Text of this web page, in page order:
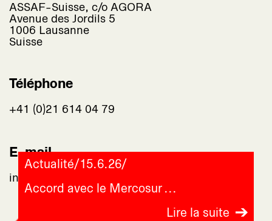
Actualité/15.6.26/
Accord avec le Mercosur
Lire la suite
ASSAF-Suisse, c/o AGORA
Avenue des Jordils 5
1006 Lausanne
Suisse
Téléphone
+41 (0)21 614 04 79
E-mail
info@assaf-suisse.ch